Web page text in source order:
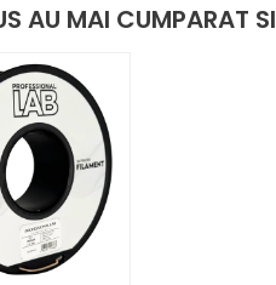
AU MAI CUMPARAT SI